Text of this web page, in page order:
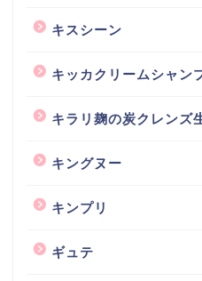
キスシーン
キッカクリームシャン
キラリ麹の炭クレンズ
キングヌー
キンプリ
ギュテ